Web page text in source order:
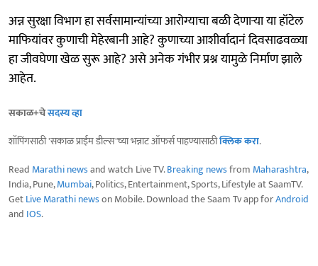
अन्न सुरक्षा विभाग हा सर्वसामान्यांच्या आरोग्याचा बळी देणाऱ्या या हॉटेल
माफियांवर कुणाची मेहेरबानी आहे? कुणाच्या आशीर्वादानं दिवसाढवळ्या
हा जीवघेणा खेळ सुरू आहे? असे अनेक गंभीर प्रश्न यामुळे निर्माण झाले
आहेत.
सकाळ+चेसदस्य व्हा
शॉपिंगसाठी 'सकाळ प्राईम डील्स'च्या भन्नाट ऑफर्स पाहण्यासाठीक्लिक करा.
Read Marathi newsand watch Live TV.Breaking newsfrom Maharashtra,
India, Pune,Mumbai, Politics, Entertainment, Sports, Lifestyle at SaamTV.
GetLive Marathi newson Mobile. Download the Saam Tv app forAndroid
and IOS.